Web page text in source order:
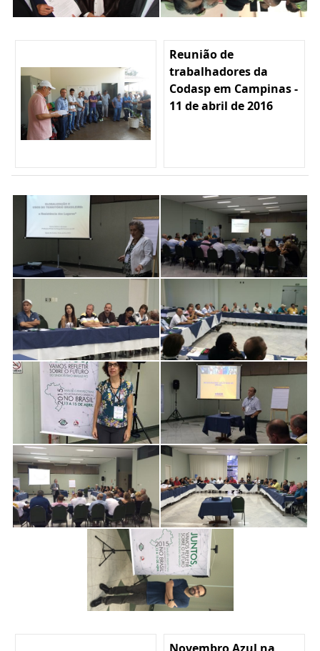
Reunião de
trabalhadores da
Codasp em Campinas -
11 de abril de 2016